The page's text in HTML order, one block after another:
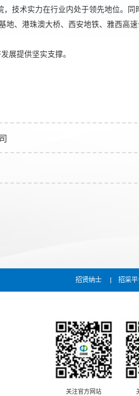
技术实力在行业内处于领先地位。同
地、港珠澳大桥、西安地铁、雅西高
展提供坚实支撑。
招贤纳士 招采平
关注官方网站